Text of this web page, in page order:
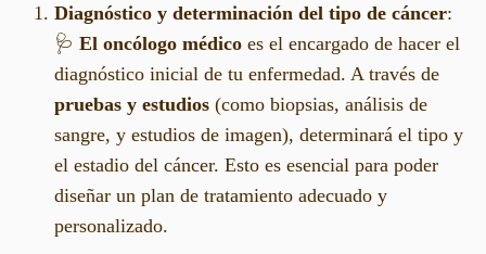
Diagnóstico y determinación del tipo de cáncer:
🩺 El oncólogo médico es el encargado de hacer el
diagnóstico inicial de tu enfermedad. A través de
pruebas y estudios (como biopsias, análisis de
sangre, y estudios de imagen), determinará el tipo y
el estadio del cáncer. Esto es esencial para poder
diseñar un plan de tratamiento adecuado y
personalizado.